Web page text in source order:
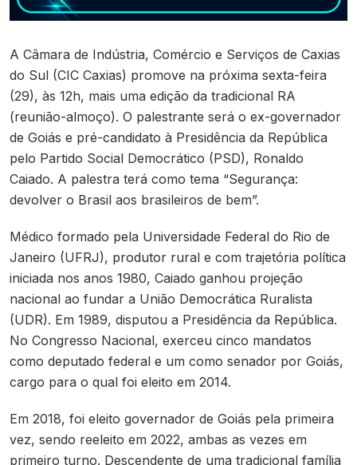
A Câmara de Indústria, Comércio e Serviços de Caxias
do Sul (CIC Caxias) promove na próxima sexta-feira
(29), às 12h, mais uma edição da tradicional RA
(reunião-almoço). O palestrante será o ex-governador
de Goiás e pré-candidato à Presidência da República
pelo Partido Social Democrático (PSD), Ronaldo
Caiado. A palestra terá como tema “Segurança:
devolver o Brasil aos brasileiros de bem”.
Médico formado pela Universidade Federal do Rio de
Janeiro (UFRJ), produtor rural e com trajetória política
iniciada nos anos 1980, Caiado ganhou projeção
nacional ao fundar a União Democrática Ruralista
(UDR). Em 1989, disputou a Presidência da República.
No Congresso Nacional, exerceu cinco mandatos
como deputado federal e um como senador por Goiás,
cargo para o qual foi eleito em 2014.
Em 2018, foi eleito governador de Goiás pela primeira
vez, sendo reeleito em 2022, ambas as vezes em
primeiro turno. Descendente de uma tradicional família